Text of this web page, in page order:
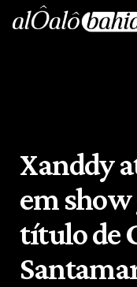
Xanddy
em
título de